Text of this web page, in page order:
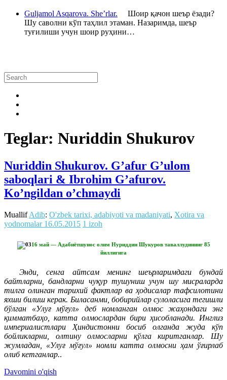
Guljamol Asqarova. She’rlar. Шоир қачон шеър ёзади?
Шу саволни кўп таҳлил этаман. Назаримда, шеър
туғилиши учун шоир руҳини…
Teglar: Nuriddin Shukurov
Nuriddin Shukurov. G’afur G’ulom
saboqlari & Ibrohim G’afurov.
Ko’ngildan o’chmaydi
MuallifAdib: O'zbek tarixi, adabiyoti va madaniyati, Xotira va
yodnomalar 16.05.2015 1 izoh
16 май — Адабиётшунос олим Нуриддин Шукуров таваллудининг 85
йиллигига
Энди, сенга айтсам менинг шеърларимдаги бундай
байтларни, бандларни чуқур тушуниш учун шу мисраларда
тилга олинган тарихий фактлар ва ҳодисалар тафсилотини
яхши билиш керак. Биласанми, бобирийлар сулоласига тегишли
бўлган «Улуғ мўғул» деб номланган олмос жаҳондаги энг
қимматбаҳо, катта олмослардан бири ҳисобланади. Инглиз
империалистлари Ҳиндистонни босиб олганда жуда кўп
бойликларни, олтину олмосларни қўлга киритганлар. Шу
жумладан, «Улуғ мўғул» номли катта олмосни ҳам ўғирлаб
олиб кетганлар..
Davomini o'qish